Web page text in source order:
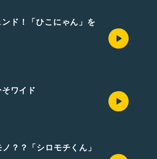
ド！「ひこにゃん」を
ワイド
？？「シロモチくん」